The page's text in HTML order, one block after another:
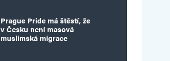
Prague Pride má štěstí, že
v Česku není masová
muslimská migrace